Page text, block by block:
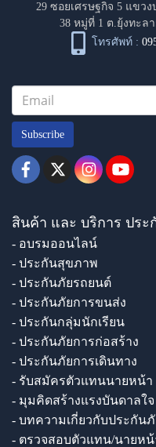
29 ซอยเศรษฐกิจ 5 แขวง
38 หมู่ที่ 1 ต.ยุ้งทะล
โทรศัพท์ :
Subscribe
สินค้า และ บริการ ประ
- อบรมออนไลน์
- ประกันสุขภาพ
- ประกันภัยรถยนต์
- ประกันภัยการขนส่ง
- ประกันกลุ่มนักเรียน
- ประกันภัยการก่อสร้าง
- ประกันภัยการเดินทาง
- รับสมัครตัวแทนนายหน้า
- มุมคิดสร้างแรงบันดาลใจ
- บทความเกี่ยวกับประกัน
- ตรวจสอบตัวแทน/นายหน้